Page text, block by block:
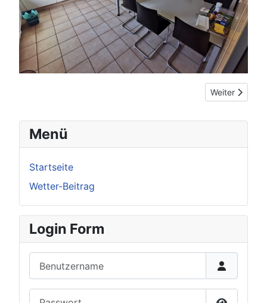
Nächster
Weiter
Menü
Startseite
Wetter-Beitrag
Login Form